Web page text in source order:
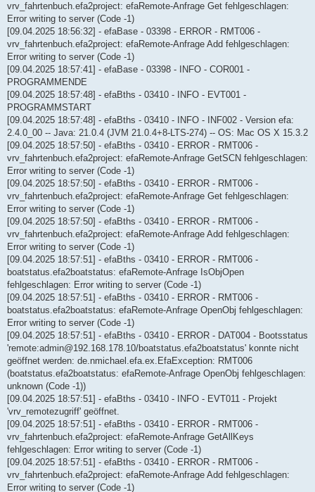
vrv_fahrtenbuch.efa2project: efaRemote-Anfrage Get fehlgeschlagen:
Error writing to server (Code -1)
[09.04.2025 18:56:32] - efaBase - 03398 - ERROR - RMT006 -
vrv_fahrtenbuch.efa2project: efaRemote-Anfrage Add fehlgeschlagen:
Error writing to server (Code -1)
[09.04.2025 18:57:41] - efaBase - 03398 - INFO - COR001 -
PROGRAMMENDE
[09.04.2025 18:57:48] - efaBths - 03410 - INFO - EVT001 -
PROGRAMMSTART
[09.04.2025 18:57:48] - efaBths - 03410 - INFO - INF002 - Version efa:
2.4.0_00 -- Java: 21.0.4 (JVM 21.0.4+8-LTS-274) -- OS: Mac OS X 15.3.2
[09.04.2025 18:57:50] - efaBths - 03410 - ERROR - RMT006 -
vrv_fahrtenbuch.efa2project: efaRemote-Anfrage GetSCN fehlgeschlagen:
Error writing to server (Code -1)
[09.04.2025 18:57:50] - efaBths - 03410 - ERROR - RMT006 -
vrv_fahrtenbuch.efa2project: efaRemote-Anfrage Get fehlgeschlagen:
Error writing to server (Code -1)
[09.04.2025 18:57:50] - efaBths - 03410 - ERROR - RMT006 -
vrv_fahrtenbuch.efa2project: efaRemote-Anfrage Add fehlgeschlagen:
Error writing to server (Code -1)
[09.04.2025 18:57:51] - efaBths - 03410 - ERROR - RMT006 -
boatstatus.efa2boatstatus: efaRemote-Anfrage IsObjOpen
fehlgeschlagen: Error writing to server (Code -1)
[09.04.2025 18:57:51] - efaBths - 03410 - ERROR - RMT006 -
boatstatus.efa2boatstatus: efaRemote-Anfrage OpenObj fehlgeschlagen:
Error writing to server (Code -1)
[09.04.2025 18:57:51] - efaBths - 03410 - ERROR - DAT004 - Bootsstatus
'remote:admin@192.168.178.10/boatstatus.efa2boatstatus' konnte nicht
geöffnet werden: de.nmichael.efa.ex.EfaException: RMT006
(boatstatus.efa2boatstatus: efaRemote-Anfrage OpenObj fehlgeschlagen:
unknown (Code -1))
[09.04.2025 18:57:51] - efaBths - 03410 - INFO - EVT011 - Projekt
'vrv_remotezugriff' geöffnet.
[09.04.2025 18:57:51] - efaBths - 03410 - ERROR - RMT006 -
vrv_fahrtenbuch.efa2project: efaRemote-Anfrage GetAllKeys
fehlgeschlagen: Error writing to server (Code -1)
[09.04.2025 18:57:51] - efaBths - 03410 - ERROR - RMT006 -
vrv_fahrtenbuch.efa2project: efaRemote-Anfrage Add fehlgeschlagen:
Error writing to server (Code -1)